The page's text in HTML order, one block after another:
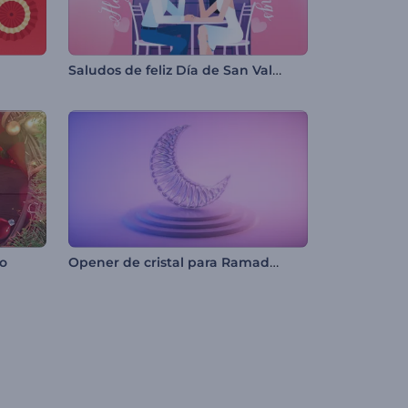
Saludos de feliz Día de San Valentín
Opener de cristal para Ramadán